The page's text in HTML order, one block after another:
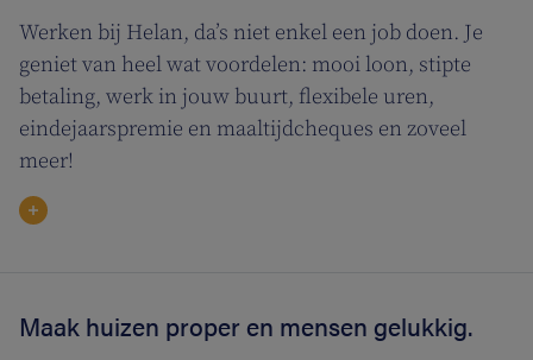
Werken bij Helan, da’s niet enkel een job doen. Je
geniet van heel wat voordelen: mooi loon, stipte
betaling, werk in jouw buurt, flexibele uren,
eindejaarspremie en maaltijdcheques en zoveel
meer!
Maak huizen proper en mensen gelukkig.